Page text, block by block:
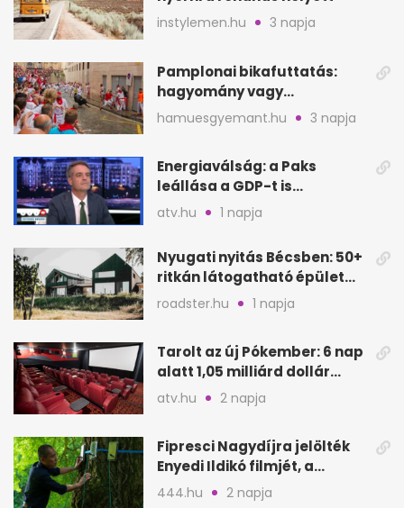
instylemen.hu 3 napja
Pamplonai bikafuttatás:
hagyomány vagy
értelmetlen vérontás?
hamuesgyemant.hu 3 napja
Energiaválság: a Paks
leállása a GDP-t is
megütheti, int az
Oeconomus
atv.hu 1 napja
Nyugati nyitás Bécsben: 50+
ritkán látogatható épület
nyílik meg
roadster.hu 1 napja
Tarolt az új Pókember: 6 nap
alatt 1,05 milliárd dollár
bevétel
atv.hu 2 napja
Fipresci Nagydíjra jelölték
Enyedi Ildikó filmjét, a
Csendes barátot
444.hu 2 napja